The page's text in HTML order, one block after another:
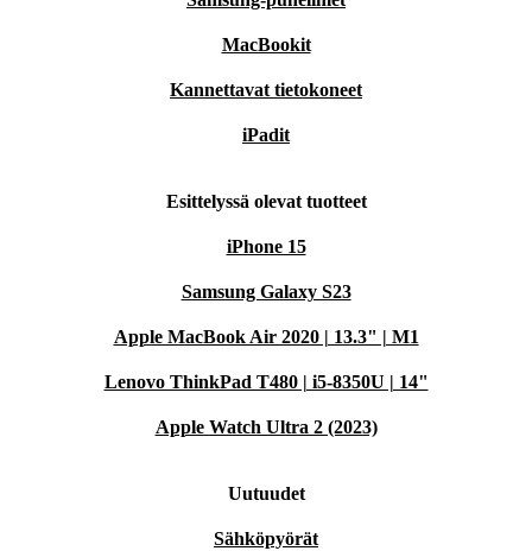
MacBookit
Kannettavat tietokoneet
iPadit
Esittelyssä olevat tuotteet
iPhone 15
Samsung Galaxy S23
Apple MacBook Air 2020 | 13.3" | M1
Lenovo ThinkPad T480 | i5-8350U | 14"
Apple Watch Ultra 2 (2023)
Uutuudet
Sähköpyörät